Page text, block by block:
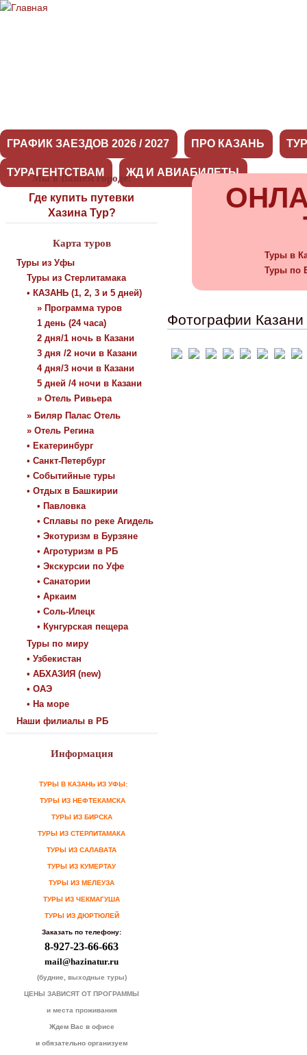
ГРАФИК ЗАЕЗДОВ 2026 / 2027 ПРО КАЗАНЬ
ТУРАГЕНТСТВАМ ЖД И АВИАБИЛЕТЫ
Мы в Вашем городе:
Где купить путевки
Хазина Тур?
Карта туров
Туры из Уфы
Туры из Стерлитамака
• КАЗАНЬ (1, 2, 3 и 5 дней)
» Программа туров
1 день (24 часа)
2 дня/1 ночь в Казани
3 дня /2 ночи в Казани
4 дня/3 ночи в Казани
5 дней /4 ночи в Казани
» Отель Ривьера
» Биляр Палас Отель
» Отель Регина
• Екатеринбург
• Санкт-Петербург
• Событийные туры
• Отдых в Башкирии
• Павловка
• Сплавы по реке Агидель
• Экотуризм в Бурзяне
• Агротуризм в РБ
• Экскурсии по Уфе
• Санатории
• Аркаим
• Соль-Илецк
• Кунгурская пещера
Туры по миру
• Узбекистан
• АБХАЗИЯ (new)
• ОАЭ
• На море
Наши филиалы в РБ
Информация
ТУРЫ В КАЗАНЬ ИЗ УФЫ:
ТУРЫ ИЗ НЕФТЕКАМСКА
ТУРЫ ИЗ БИРСКА
ТУРЫ ИЗ СТЕРЛИТАМАКА
ТУРЫ ИЗ САЛАВАТА
ТУРЫ ИЗ КУМЕРТАУ
ТУРЫ ИЗ МЕЛЕУЗА
ТУРЫ ИЗ ЧЕКМАГУША
ТУРЫ ИЗ ДЮРТЮЛЕЙ
Заказать по телефону:
8-927-23-66-663
mail@hazinatur.ru
(будние, выходные туры)
ЦЕНЫ ЗАВИСЯТ ОТ ПРОГРАММЫ
и места проживания
Ждем Вас в офисе
и обязательно организуем
Туры в
Туры по
Фотографии Казани